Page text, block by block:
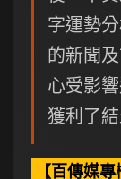
字運勢
的新聞
心受影
獲利了
【百傳媒專